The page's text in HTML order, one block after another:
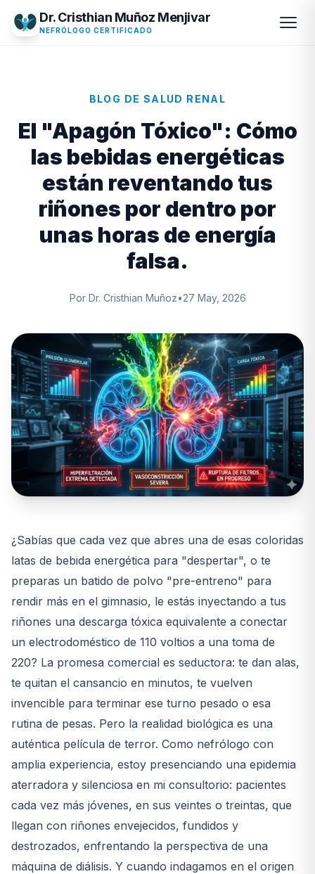
Dr. Cristhian Muñoz Menjivar
NEFRÓLOGO CERTIFICADO
BLOG DE SALUD RENAL
El "Apagón Tóxico": Cómo
las bebidas energéticas
están reventando tus
riñones por dentro por
unas horas de energía
falsa.
Por Dr. Cristhian Muñoz•27 May, 2026
¿Sabías que cada vez que abres una de esas coloridas
latas de bebida energética para "despertar", o te
preparas un batido de polvo "pre-entreno" para
rendir más en el gimnasio, le estás inyectando a tus
riñones una descarga tóxica equivalente a conectar
un electrodoméstico de 110 voltios a una toma de
220? La promesa comercial es seductora: te dan alas,
te quitan el cansancio en minutos, te vuelven
invencible para terminar ese turno pesado o esa
rutina de pesas. Pero la realidad biológica es una
auténtica película de terror. Como nefrólogo con
amplia experiencia, estoy presenciando una epidemia
aterradora y silenciosa en mi consultorio: pacientes
cada vez más jóvenes, en sus veintes o treintas, que
llegan con riñones envejecidos, fundidos y
destrozados, enfrentando la perspectiva de una
máquina de diálisis. Y cuando indagamos en el origen